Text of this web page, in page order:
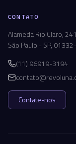
CONTATO
Alameda Rio Claro,
São Paulo - SP,
(11) 96919-3194
Contate-nos